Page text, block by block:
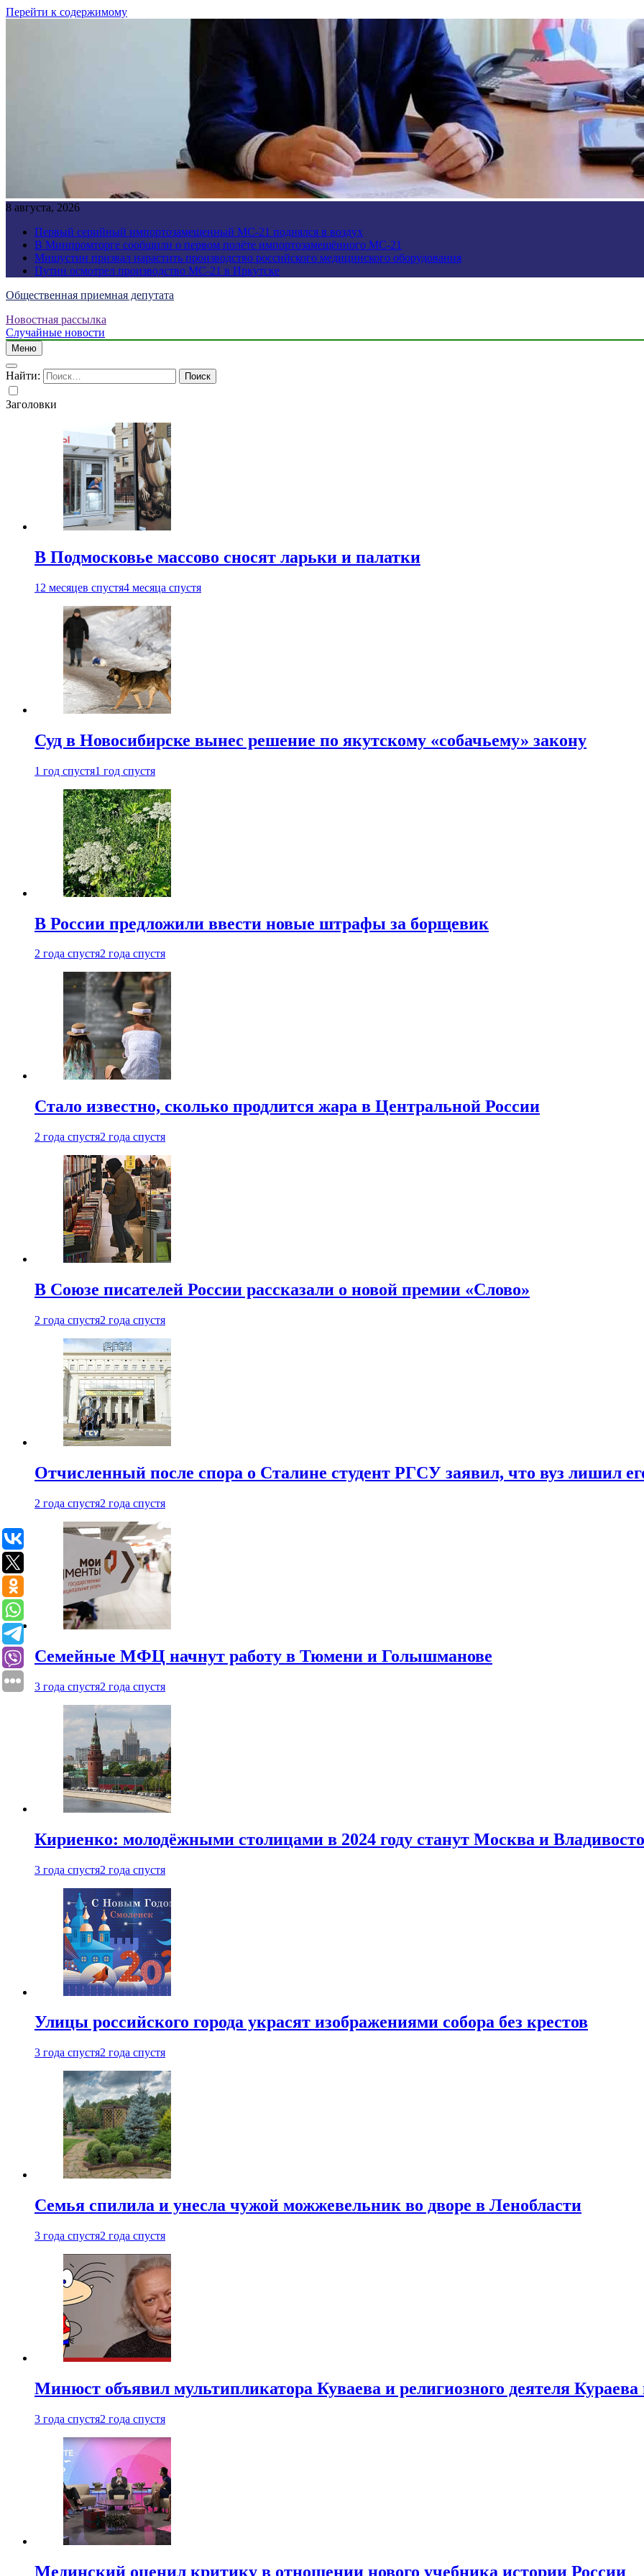
Перейти к содержимому
8 августа, 2026
Первый серийный импортозамещенный МС-21 поднялся в воздух
В Минпромторге сообщили о первом полёте импортозамещённого МС-21
Мишустин призвал нарастить производство российского медицинского оборудования
Путин осмотрел производство МС-21 в Иркутске
Общественная приемная депутата
Новостная рассылка
Случайные новости
Меню
Найти:
Заголовки
В Подмосковье массово сносят ларьки и палатки
12 месяцев спустя4 месяца спустя
Суд в Новосибирске вынес решение по якутскому «собачьему» закону
1 год спустя1 год спустя
В России предложили ввести новые штрафы за борщевик
2 года спустя2 года спустя
Стало известно, сколько продлится жара в Центральной России
2 года спустя2 года спустя
В Союзе писателей России рассказали о новой премии «Слово»
2 года спустя2 года спустя
Отчисленный после спора о Сталине студент РГСУ заявил, что вуз лишил
2 года спустя2 года спустя
Семейные МФЦ начнут работу в Тюмени и Голышманове
3 года спустя2 года спустя
Кириенко: молодёжными столицами в 2024 году станут Москва и
3 года спустя2 года спустя
Улицы российского города украсят изображениями собора без крестов
3 года спустя2 года спустя
Семья спилила и унесла чужой можжевельник во дворе в Ленобласти
3 года спустя2 года спустя
Минюст объявил мультипликатора Куваева и религиозного деятеля
3 года спустя2 года спустя
Мединский оценил критику в отношении нового учебника истории России